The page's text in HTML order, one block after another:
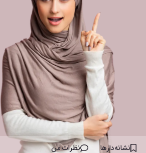
نشانه‌دار‌ها نظرات من